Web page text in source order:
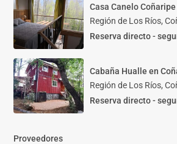
Casa Canelo Coñaripe
Región de Los Ríos,
Reserva directo -
Cabaña Hualle en
Región de Los Ríos,
Reserva directo -
Proveedores